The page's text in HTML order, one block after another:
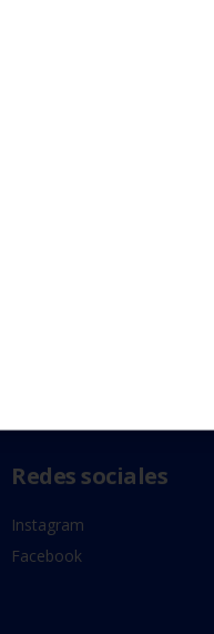
en el menú
Redes sociales
Instagram
Facebook